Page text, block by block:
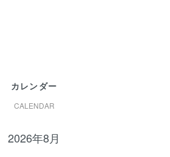
カレンダー
CALENDAR
2026年8月